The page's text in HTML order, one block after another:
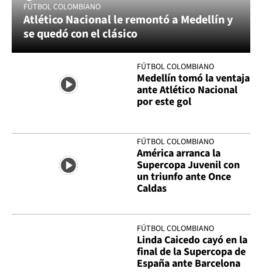
FÚTBOL COLOMBIANO
Atlético Nacional le remontó a Medellín y
se quedó con el clásico
FÚTBOL COLOMBIANO
Medellín tomó la ventaja
ante Atlético Nacional
por este gol
FÚTBOL COLOMBIANO
América arranca la
Supercopa Juvenil con
un triunfo ante Once
Caldas
FÚTBOL COLOMBIANO
Linda Caicedo cayó en la
final de la Supercopa de
España ante Barcelona